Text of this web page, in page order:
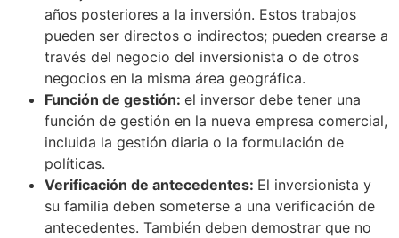
años posteriores a la inversión. Estos trabajos
pueden ser directos o indirectos; pueden crearse a
través del negocio del inversionista o de otros
negocios en la misma área geográfica.
Función de gestión: el inversor debe tener una
función de gestión en la nueva empresa comercial,
incluida la gestión diaria o la formulación de
políticas.
Verificación de antecedentes: El inversionista y
su familia deben someterse a una verificación de
antecedentes. También deben demostrar que no